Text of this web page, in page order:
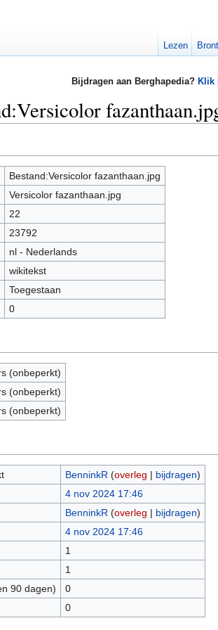
Bijdragen aan Berghapedia? Klik
Bestand:Versicolor fazanthaan.jpg
Versicolor fazanthaan.jpg
22
23792
nl - Nederlands
wikitekst
Toegestaan
0
(onbeperkt)
(onbeperkt)
(onbeperkt)
BenninkR (overleg | bijdragen)
4 nov 2024 17:46
BenninkR (overleg | bijdragen)
4 nov 2024 17:46
1
1
90 dagen)
0
0
Lezen